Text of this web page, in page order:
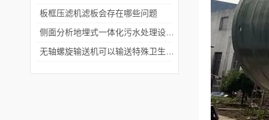
板框压滤机滤板会存在哪些问题